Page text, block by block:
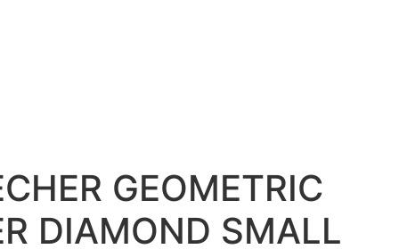
GEOMETRIC
DIAMOND SMALL